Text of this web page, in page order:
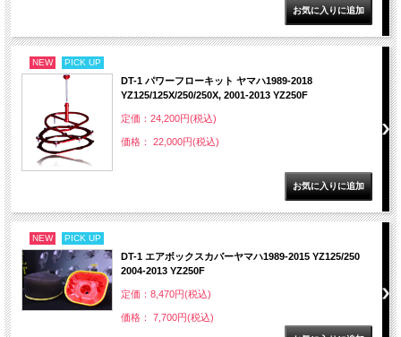
NEW PICK UP
DT-1 パワーフローキット ヤマハ1989-2018
YZ125/125X/250/250X, 2001-2013 YZ250F
定価：24,200円(税込)
価格： 22,000円(税込)
NEW PICK UP
DT-1 エアボックスカバーヤマハ1989-2015 YZ125/250
2004-2013 YZ250F
定価：8,470円(税込)
価格： 7,700円(税込)